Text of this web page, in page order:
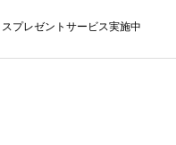
プレゼントサービス実施中